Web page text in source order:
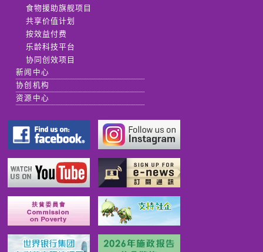
食物援助旗舰项目
共享价值计划
按效益付费
乐龄科技平台
协同创效项目
新闻中心
协创机构
资源中心